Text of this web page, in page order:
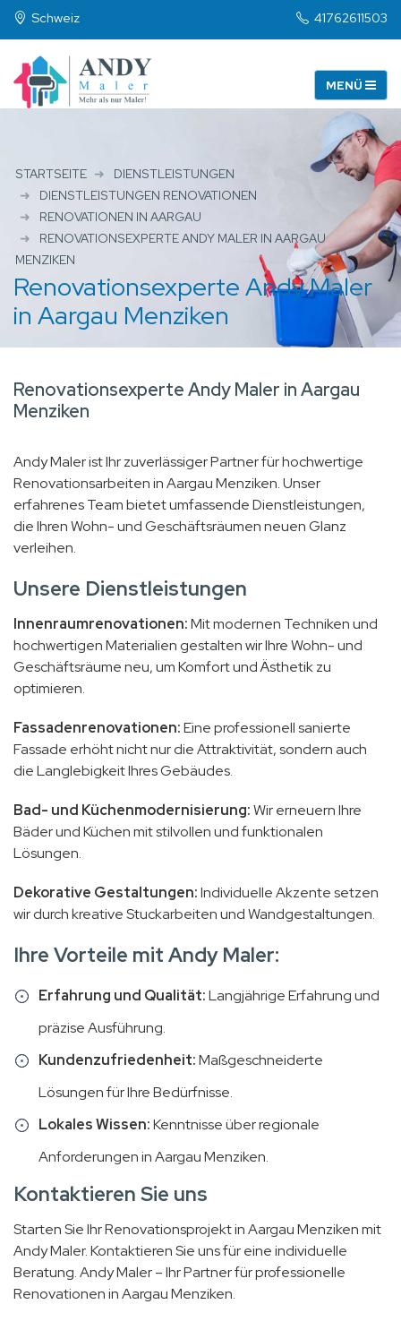
Schweiz 41762611503
STARTSEITE
DIENSTLEISTUNGEN
DIENSTLEISTUNGEN RENOVATIONEN
RENOVATIONEN IN AARGAU
RENOVATIONSEXPERTE ANDY MALER IN AARGAU
MENZIKEN
Renovationsexperte Andy Maler
in Aargau Menziken
Renovationsexperte Andy Maler in Aargau
Menziken
Andy Maler ist Ihr zuverlässiger Partner für hochwertige
Renovationsarbeiten in Aargau Menziken. Unser
erfahrenes Team bietet umfassende Dienstleistungen,
die Ihren Wohn- und Geschäftsräumen neuen Glanz
verleihen.
Unsere Dienstleistungen
Innenraumrenovationen:Mit modernen Techniken und
hochwertigen Materialien gestalten wir Ihre Wohn- und
Geschäftsräume neu, um Komfort und Ästhetik zu
optimieren.
Fassadenrenovationen:Eine professionell sanierte
Fassade erhöht nicht nur die Attraktivität, sondern auch
die Langlebigkeit Ihres Gebäudes.
Bad- und Küchenmodernisierung:Wir erneuern Ihre
Bäder und Küchen mit stilvollen und funktionalen
Lösungen.
Dekorative Gestaltungen:Individuelle Akzente setzen
wir durch kreative Stuckarbeiten und Wandgestaltungen.
Ihre Vorteile mit Andy Maler:
Erfahrung und Qualität:Langjährige Erfahrung und
präzise Ausführung.
Kundenzufriedenheit:Maßgeschneiderte
Lösungen für Ihre Bedürfnisse.
Lokales Wissen:Kenntnisse über regionale
Anforderungen in Aargau Menziken.
Kontaktieren Sie uns
Starten Sie Ihr Renovationsprojekt in Aargau Menziken mit
Andy Maler. Kontaktieren Sie uns für eine individuelle
Beratung. Andy Maler – Ihr Partner für professionelle
Renovationen in Aargau Menziken.